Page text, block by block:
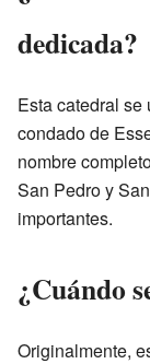
dedicada?
Esta catedral
condado de
nombre
San Pedro y
importantes.
¿Cuándo
Originalmente,